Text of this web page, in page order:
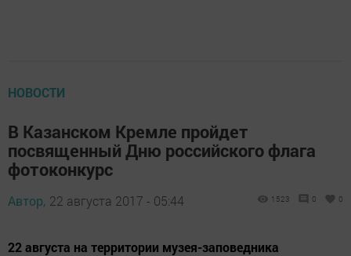
НОВОСТИ
В Казанском Кремле пройдет
посвященный Дню российского флага
фотоконкурс
Автор, 22 августа 2017 - 05:44 1523 0 0
22 августа на территории музея-заповедника